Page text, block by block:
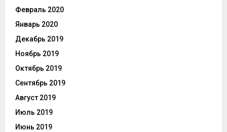
Февраль 2020
Январь 2020
Декабрь 2019
Ноябрь 2019
Октябрь 2019
Сентябрь 2019
Август 2019
Июль 2019
Июнь 2019